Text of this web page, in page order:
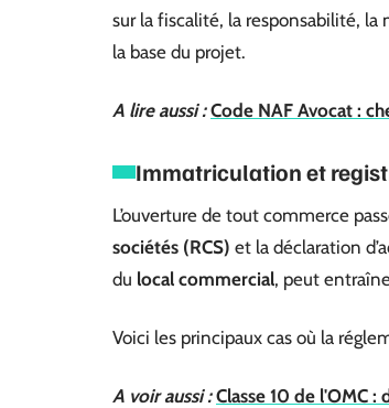
sur la fiscalité, la responsabilité, la
la base du projet.
A lire aussi : Code NAF Avocat :
Immatriculation et
L’ouverture de tout commerce
sociétés (RCS) et la déclaration
du local commercial, peut
Voici les principaux cas où la
A voir aussi : Classe 10 de l'OMC